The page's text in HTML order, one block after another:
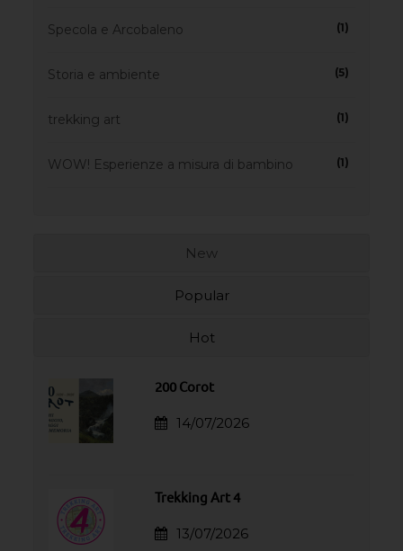
Specola e Arcobaleno (1)
Storia e ambiente (5)
trekking art (1)
WOW! Esperienze a misura di bambino (1)
New
Popular
Hot
200 Corot
14/07/2026
Trekking Art 4
13/07/2026